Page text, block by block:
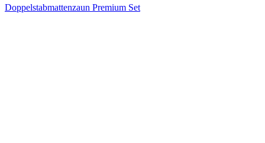
Doppelstabmattenzaun Premium Set